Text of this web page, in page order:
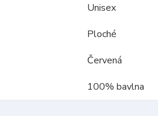
Unisex
Ploché
Červená
100% bavlna